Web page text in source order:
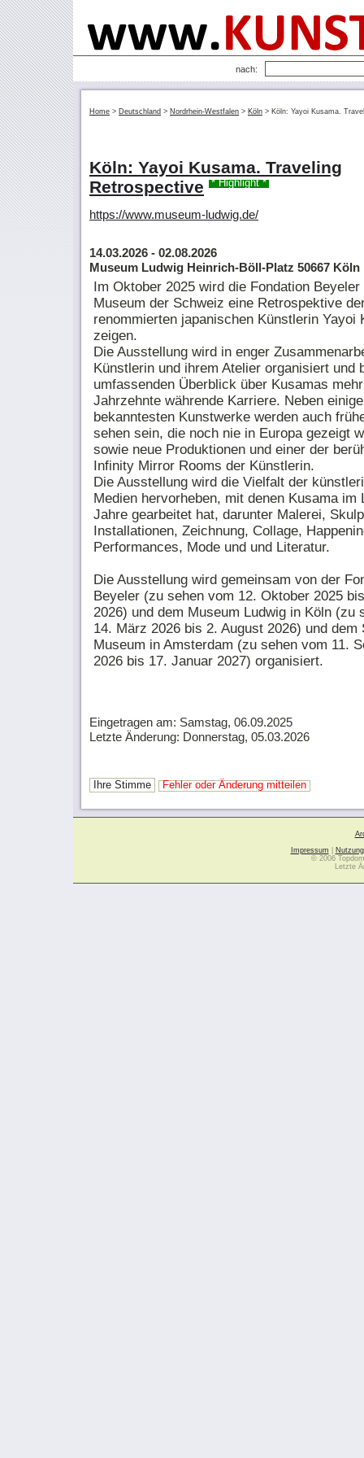
nach:
Home > Deutschland > Nordrhein-Westfalen > Köln > Köln: Yayoi Kusama.
Köln: Yayoi Kusama. Traveling
Retrospective
* Highlight *
https://www.museum-ludwig.de/
14.03.2026 - 02.08.2026
Museum Ludwig Heinrich-Böll-Platz 50667 Köln
Im Oktober 2025 wird die Fondation
Museum der Schweiz eine Retrospektive
renommierten japanischen Künstlerin Yayoi
zeigen.
Die Ausstellung wird in enger
Künstlerin und ihrem Atelier organisiert und
umfassenden Überblick über Kusamas
Jahrzehnte währende Karriere. Neben
bekanntesten Kunstwerke werden auch
sehen sein, die noch nie in Europa gezeigt
sowie neue Produktionen und einer der
Infinity Mirror Rooms der Künstlerin.
Die Ausstellung wird die Vielfalt der
Medien hervorheben, mit denen Kusama im
Jahre gearbeitet hat, darunter Malerei,
Installationen, Zeichnung, Collage,
Performances, Mode und und Literatur.
Die Ausstellung wird gemeinsam von der
Beyeler (zu sehen vom 12. Oktober 2025
2026) und dem Museum Ludwig in Köln (zu
14. März 2026 bis 2. August 2026) und dem
Museum in Amsterdam (zu sehen vom 11.
2026 bis 17. Januar 2027) organisiert.
Eingetragen am: Samstag, 06.09.2025
Letzte Änderung: Donnerstag, 05.03.2026
Ihre Stimme Fehler oder Änderung mitteilen
Impressum
© 2006
Letzte